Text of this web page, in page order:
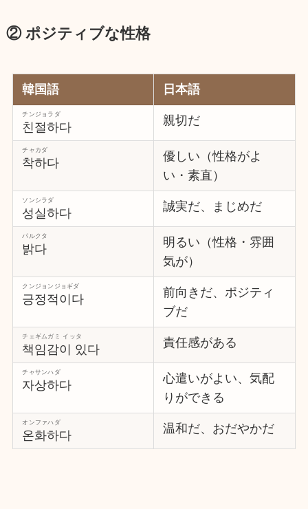
② ポジティブな性格
韓国語 日本語
친절하다
チンジョラダ 親切だ
착하다
チャカダ
優しい（性格がよ
い・素直）
성실하다
ソンシラダ 誠実だ、まじめだ
밝다
パルクタ
明るい（性格・雰囲
気が）
긍정적이다
クンジョンジョギダ
前向きだ、ポジティ
ブだ
책임감이 있다
チェギムガミ イッタ 責任感がある
자상하다
チャサンハダ
心遣いがよい、気配
りができる
온화하다
オンファハダ 温和だ、おだやかだ